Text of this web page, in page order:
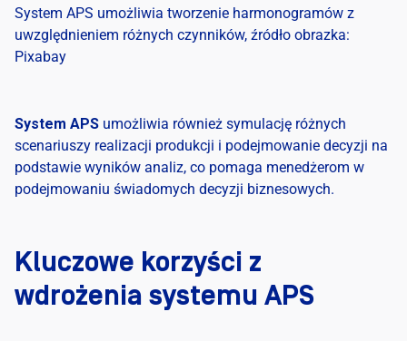
System APS umożliwia tworzenie harmonogramów z
uwzględnieniem różnych czynników, źródło obrazka:
Pixabay
System APS umożliwia również symulację różnych
scenariuszy realizacji produkcji i podejmowanie decyzji na
podstawie wyników analiz, co pomaga menedżerom w
podejmowaniu świadomych decyzji biznesowych.
Kluczowe korzyści z
wdrożenia systemu APS